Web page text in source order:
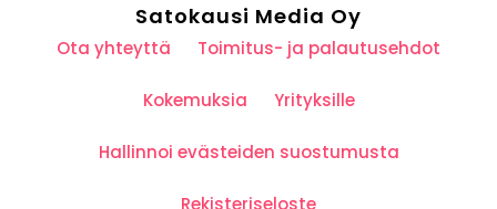
Satokausi Media Oy
Ota yhteyttä Toimitus- ja palautusehdot
Kokemuksia Yrityksille
Hallinnoi evästeiden suostumusta
Rekisteriseloste